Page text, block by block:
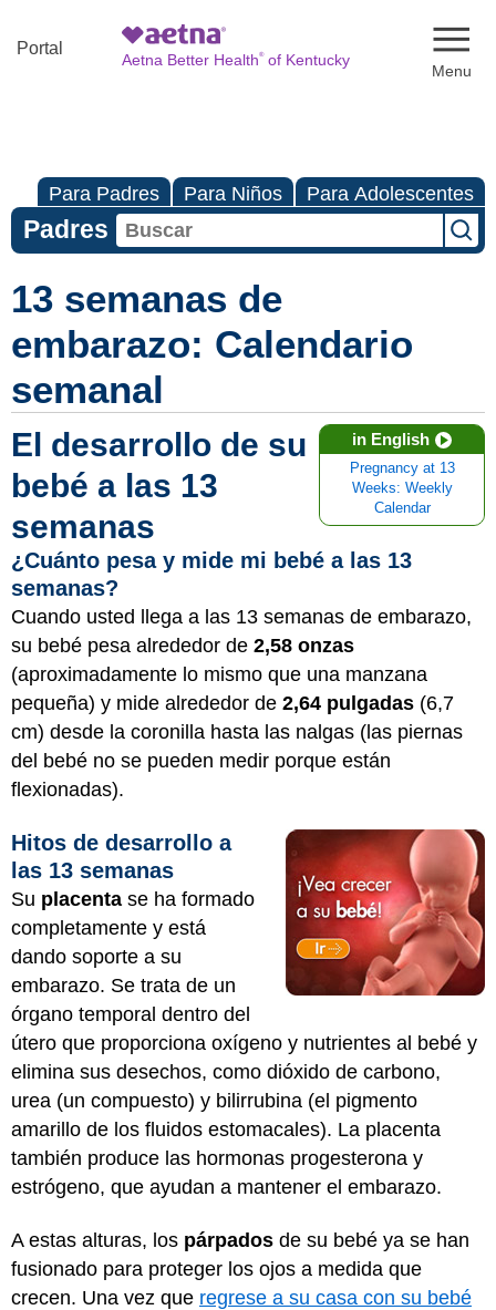
Portal
Aetna Better Health®of Kentucky
Para Padres Para Niños Para Adolescentes
Padres
13 semanas de
embarazo: Calendario
semanal
in English
Pregnancy at 13
Weeks: Weekly
Calendar
El desarrollo de su
bebé a las 13
semanas
¿Cuánto pesa y mide mi bebé a las 13
semanas?
Cuando usted llega a las 13 semanas de embarazo,
su bebé pesa alrededor de 2,58 onzas
(aproximadamente lo mismo que una manzana
pequeña) y mide alrededor de 2,64 pulgadas (6,7
cm) desde la coronilla hasta las nalgas (las piernas
del bebé no se pueden medir porque están
flexionadas).
Hitos de desarrollo a
las 13 semanas
Su placenta se ha formado
completamente y está
dando soporte a su
embarazo. Se trata de un
órgano temporal dentro del
útero que proporciona oxígeno y nutrientes al bebé y
elimina sus desechos, como dióxido de carbono,
urea (un compuesto) y bilirrubina (el pigmento
amarillo de los fluidos estomacales). La placenta
también produce las hormonas progesterona y
estrógeno, que ayudan a mantener el embarazo.
A estas alturas, los párpados de su bebé ya se han
fusionado para proteger los ojos a medida que
crecen. Una vez que regrese a su casa con su bebé